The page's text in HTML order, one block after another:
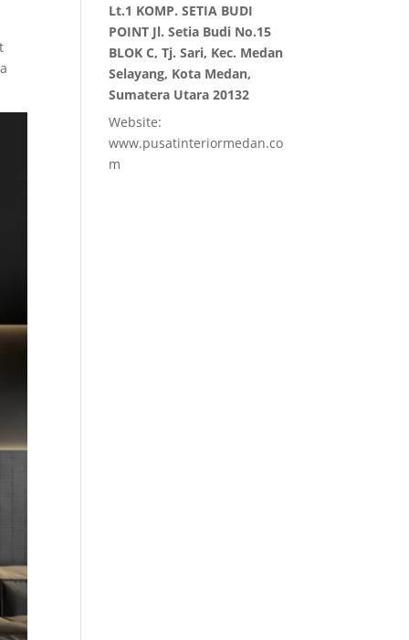
Lt.1 KOMP. SETIA BUDI
POINT Jl. Setia Budi No.15
BLOK C, Tj. Sari, Kec. Medan
Selayang, Kota Medan,
Sumatera Utara 20132
Website:
www.pusatinteriormedan.co
m